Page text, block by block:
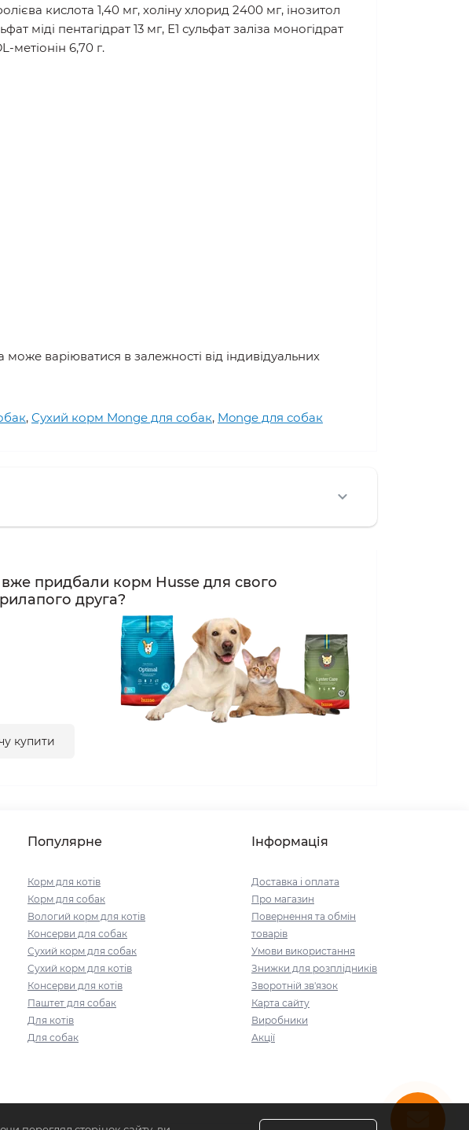
кислота 1,40 мг, холіну хлорид 2400 мг, інозитол
міді пентагідрат 13 мг, Е1 сульфат заліза моногідрат
метіонін 6,70 г.
варіюватися в залежності від індивідуальних
, Сухий корм Monge для собак, Monge для собак
придбали корм Husse для свого
друга?
купити
Популярне
Корм для котів
Корм для собак
Вологий корм для котів
Консерви для собак
Сухий корм для собак
Сухий корм для котів
Консерви для котів
Паштет для собак
Для котів
Для собак
Інформація
Доставка і оплата
Про магазин
Повернення та обмін
товарів
Умови використання
Знижки для розплідників
Зворотній зв'язок
Карта сайту
Виробники
Акції